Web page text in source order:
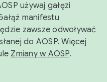
używaj gałęzi
manifestu
zawsze odwoływać
do AOSP. Więcej
Zmiany w AOSP.